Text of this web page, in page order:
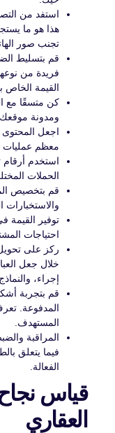
استفد من
هذا هو ما
تجنب صور
قم بتسليط
فريدة من
القيمة الخاص
كن متسقًا مع
ومدونة
اجعل المحتوى
معظم عمليات
استخدم أرقام
الحملات
قم بتخصيص
والاستخبارات
توفير القيمة
احتياجات
ركز على
خلال جعل
إجراء،
قم بتجربة
المدفوعة.
المستهدف.
المراقبة
فيما يتعلق
الفعالة.
قياس
العقاري